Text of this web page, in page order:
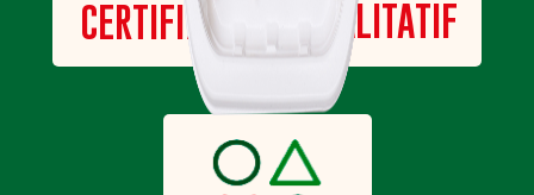
CERTIFIÉ QUALITATIF